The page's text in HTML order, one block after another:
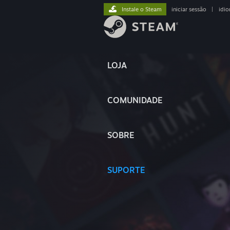
LOJA
COMUNIDADE
SOBRE
SUPORTE
Instale o Steam iniciar sessão